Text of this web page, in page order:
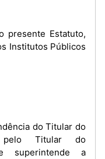
presente Estatuto,
Institutos Públicos
pelo Titular do
superintende a